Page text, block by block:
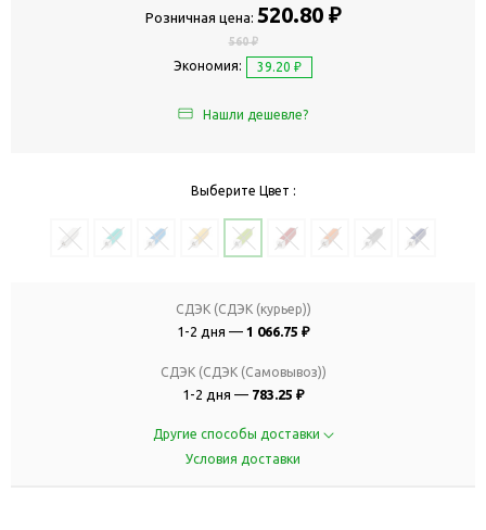
Розничная цена: 520.80 ₽
560 ₽
Экономия: 39.20 ₽
Нашли дешевле?
Выберите Цвет :
СДЭК (СДЭК (курьер))
1-2 дня — 1 066.75 ₽
СДЭК (СДЭК (Самовывоз))
1-2 дня — 783.25 ₽
Другие способы доставки
Условия доставки